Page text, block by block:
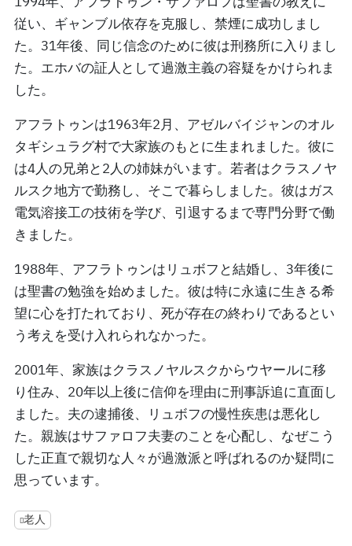
従い、ギャンブル依存を克服し、禁煙に成功しまし
た。31年後、同じ信念のために彼は刑務所に入りまし
た。エホバの証人として過激主義の容疑をかけられま
した。
アフラトゥンは1963年2月、アゼルバイジャンのオル
タギシュラグ村で大家族のもとに生まれました。彼に
は4人の兄弟と2人の姉妹がいます。若者はクラスノヤ
ルスク地方で勤務し、そこで暮らしました。彼はガス
電気溶接工の技術を学び、引退するまで専門分野で働
きました。
1988年、アフラトゥンはリュボフと結婚し、3年後に
は聖書の勉強を始めました。彼は特に永遠に生きる希
望に心を打たれており、死が存在の終わりであるとい
う考えを受け入れられなかった。
2001年、家族はクラスノヤルスクからウヤールに移
り住み、20年以上後に信仰を理由に刑事訴追に直面し
ました。夫の逮捕後、リュボフの慢性疾患は悪化し
た。親族はサファロフ夫妻のことを心配し、なぜこう
した正直で親切な人々が過激派と呼ばれるのか疑問に
思っています。
老人